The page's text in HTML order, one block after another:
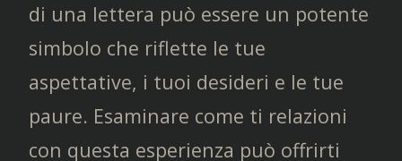
di una lettera può essere un potente
simbolo che riflette le tue
aspettative, i tuoi desideri e le tue
paure. Esaminare come ti relazioni
con questa esperienza può offrirti